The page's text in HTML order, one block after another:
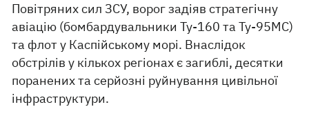
Повітряних сил ЗСУ, ворог задіяв стратегічну
авіацію (бомбардувальники Ту-160 та Ту-95МС)
та флот у Каспійському морі. Внаслідок
обстрілів у кількох регіонах є загиблі, десятки
поранених та серйозні руйнування цивільної
інфраструктури.